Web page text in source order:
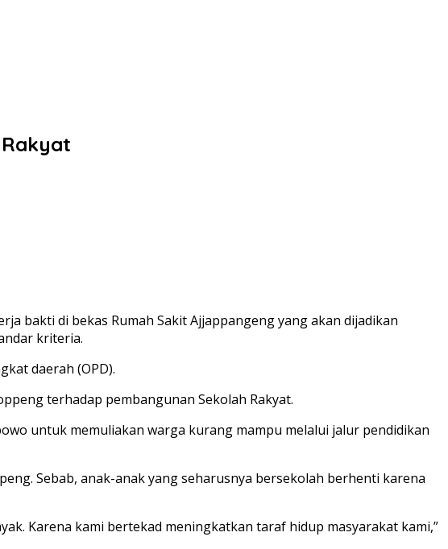
bakti di bekas Rumah Sakit Ajjappangeng yang akan dijadikan
kriteria.
daerah (OPD).
terhadap pembangunan Sekolah Rakyat.
untuk memuliakan warga kurang mampu melalui jalur pendidikan
Sebab, anak-anak yang seharusnya bersekolah berhenti karena
Karena kami bertekad meningkatkan taraf hidup masyarakat kami,”